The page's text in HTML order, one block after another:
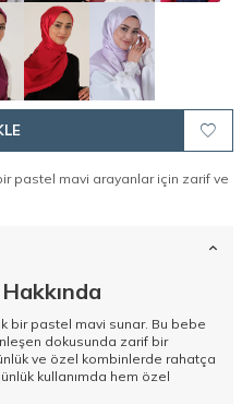
pastel mavi arayanlar için zarif ve
bir pastel mavi sunar. Bu bebe
dokusunda zarif bir
ve özel kombinlerde rahatça
kullanımda hem özel